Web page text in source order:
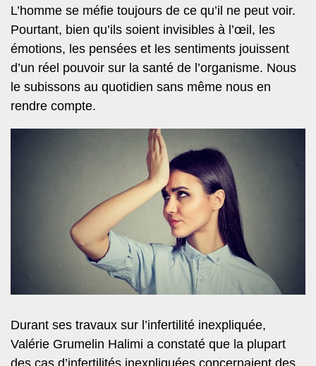
L’homme se méfie toujours de ce qu’il ne peut voir.
Pourtant, bien qu’ils soient invisibles à l’œil, les
émotions, les pensées et les sentiments jouissent
d’un réel pouvoir sur la santé de l’organisme. Nous
le subissons au quotidien sans même nous en
rendre compte.
Durant ses travaux sur l’infertilité inexpliquée,
Valérie Grumelin Halimi a constaté que la plupart